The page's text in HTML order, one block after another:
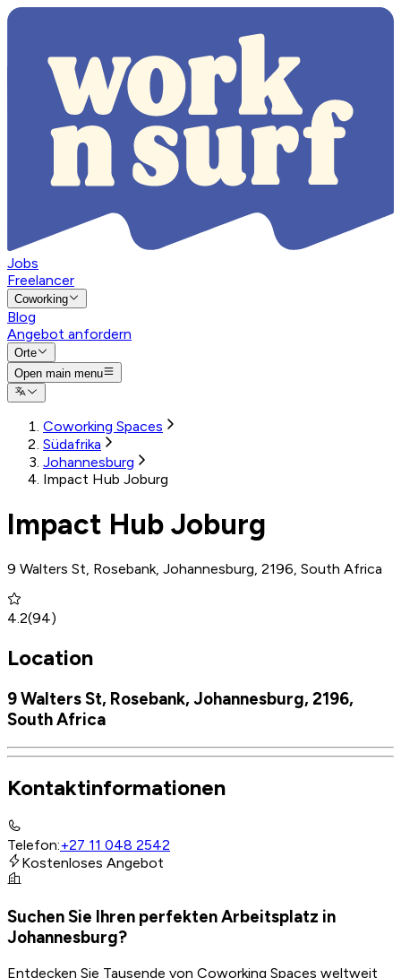
Jobs
Freelancer
Coworking
Blog
Angebot anfordern
Orte
Open main menu
Coworking Spaces
Südafrika
Johannesburg
Impact Hub Joburg
Impact Hub Joburg
9 Walters St, Rosebank, Johannesburg, 2196, South Africa
4.2(94)
Location
9 Walters St, Rosebank, Johannesburg, 2196,
South Africa
Kontaktinformationen
Telefon:+27 11 048 2542
Kostenloses Angebot
Suchen Sie Ihren perfekten Arbeitsplatz in
Johannesburg?
Entdecken Sie Tausende von Coworking Spaces weltweit